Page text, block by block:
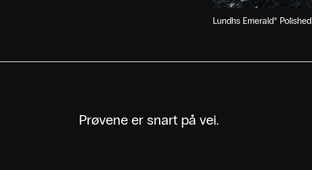
Lundhs Emerald® Polished
Prøvene er snart på vei.